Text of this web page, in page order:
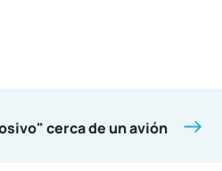
cerca de un avión